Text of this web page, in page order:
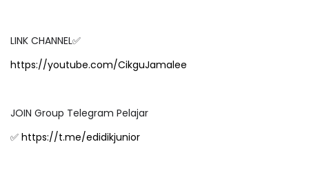
LINK CHANNEL✅
https://youtube.com/CikguJamalee
JOIN Group Telegram Pelajar
✅ https://t.me/edidikjunior